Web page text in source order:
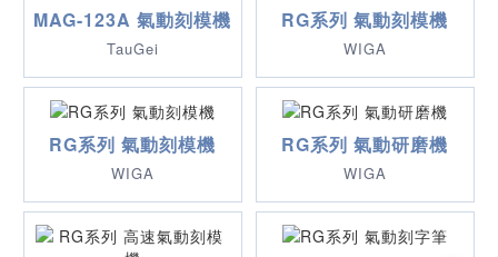
MAG-123A 氣動刻模機
TauGei
RG系列 氣動刻模機
WIGA
RG系列 氣動刻模機
WIGA
RG系列 氣動研磨機
WIGA